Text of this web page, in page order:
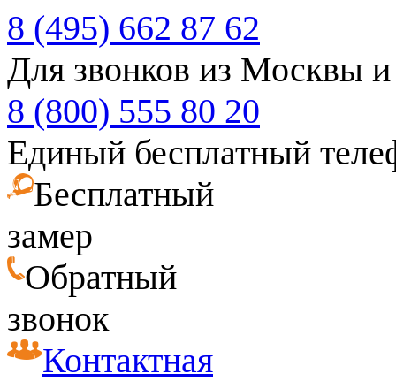
8 (495) 662 87 62
Для звонков из Москвы
8 (800) 555 80 20
Единый бесплатный
Бесплатный
замер
Обратный
звонок
Контактная